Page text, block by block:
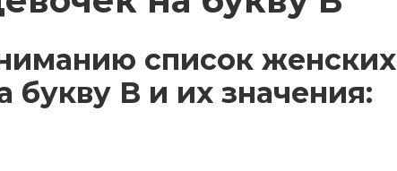
список женских
В и их значения: